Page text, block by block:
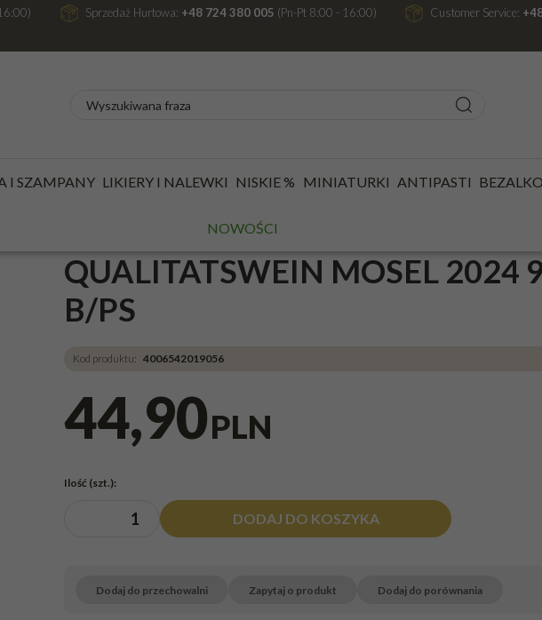
Sprzedaż Hurtowa: +48 724 380 005 (Pn-Pt 8:00 - 16:00) Customer Service:
I SZAMPANY LIKIERY I NALEWKI NISKIE % MINIATURKI ANTIPASTI
NOWOŚCI
WINO PETER & PETER
QUALITATSWEIN MOSEL 2024
B/PS
Kod produktu: 4006542019056
44,90PLN
Ilość (szt.):
DODAJ DO KOSZYKA
Dodaj do przechowalni Zapytaj o produkt Dodaj do porównania